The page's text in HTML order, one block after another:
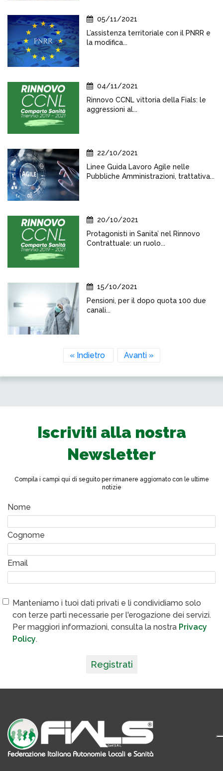
05/11/2021
L’assistenza territoriale con il PNRR e
la modifica...
04/11/2021
Rinnovo CCNL vittoria della Fials: le
aggressioni al...
22/10/2021
Linee Guida Lavoro Agile nelle
Pubbliche Amministrazioni, trattativa...
20/10/2021
Protagonisti in Sanita’ nel Rinnovo
Contrattuale: un ruolo...
15/10/2021
Pensioni, per il dopo quota 100 due
canali...
« Indietro Avanti »
Iscriviti alla nostra
Newsletter
Compila i campi qui di seguito per rimanere aggiornato con le ultime
notizie
Nome
Cognome
Email
Manteniamo i tuoi dati privati e li condividiamo solo
con terze parti necessarie per l'erogazione dei servizi.
Per maggiori informazioni, consulta la nostra Privacy
Policy.
Registrati